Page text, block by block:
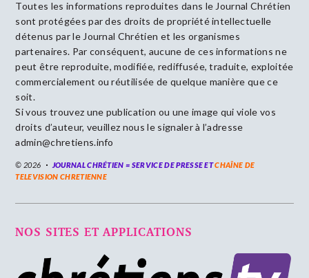
Toutes les informations reproduites dans le Journal Chrétien
sont protégées par des droits de propriété intellectuelle
détenus par le Journal Chrétien et les organismes
partenaires. Par conséquent, aucune de ces informations ne
peut être reproduite, modifiée, rediffusée, traduite, exploitée
commercialement ou réutilisée de quelque manière que ce
soit.
Si vous trouvez une publication ou une image qui viole vos
droits d’auteur, veuillez nous le signaler à l’adresse
admin@chretiens.info
© 2026 JOURNAL CHRÉTIEN = SERVICE DE PRESSE ETCHAÎNE DE
TELEVISION CHRETIENNE
NOS SITES ET APPLICATIONS